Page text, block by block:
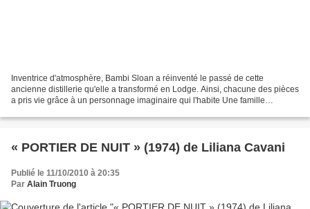
Inventrice d'atmosphère, Bambi Sloan a réinventé le passé de cette
ancienne distillerie qu'elle a transformé en Lodge. Ainsi, chacune des pièces
a pris vie grâce à un personnage imaginaire qui l'habite Une famille
« PORTIER DE NUIT » (1974) de Liliana Cavani
Publié le 11/10/2010 à 20:35
Par Alain Truong